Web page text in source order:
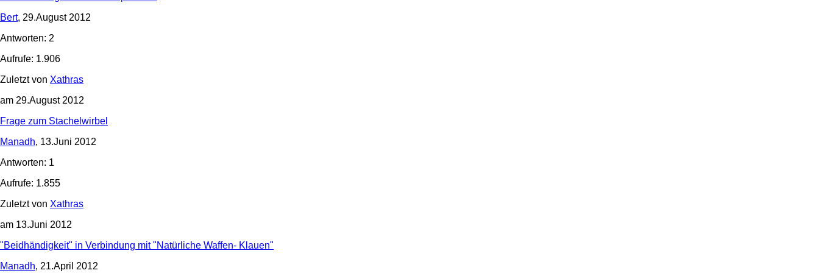
Bert, 29.August 2012
Antworten: 2
Aufrufe: 1.906
Zuletzt von Xathras
am 29.August 2012
Frage zum Stachelwirbel
Manadh, 13.Juni 2012
Antworten: 1
Aufrufe: 1.855
Zuletzt von Xathras
am 13.Juni 2012
"Beidhändigkeit" in Verbindung mit "Natürliche Waffen- Klauen"
Manadh, 21.April 2012